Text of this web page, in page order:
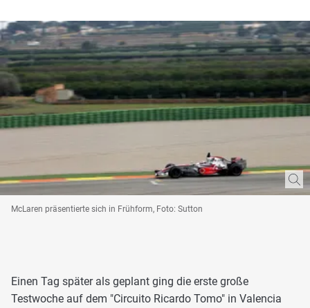
McLaren präsentierte sich in Frühform, Foto: Sutton
Einen Tag später als geplant ging die erste große
Testwoche auf dem "Circuito Ricardo Tomo" in Valencia